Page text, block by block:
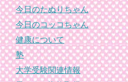
今日のたぬりちゃん
今日のコッコちゃん
健康について
塾
大学受験関連情報